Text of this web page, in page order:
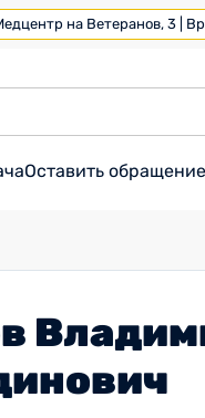
на Ветеранов, 3 |
Оставить обращение